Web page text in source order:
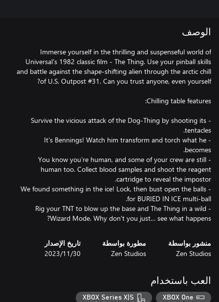
الوصف
Immerse yourself in the thrilling and suspenseful world of
Universal’s 1982 classic film - The Thing. Use your pinball skills
and battle against the shape-shifting alien through the arctic chill
- Survive the vicious attack of the Dog-Thing by shooting its
- It’s Bennings! Watch him transform and torch what he
- You know you’re human, and some of your crew are still
human too. Collect blood samples and shoot the reagent
- We found something in the ice! Lock, then bust open the balls
- Rig your TNT to blow up the base and The Thing in a wild
Wizard Mode. Why don’t you just… see what happens?
منشور بواسطة
Zen Studios
مطورة بواسطة
Zen Studios
تاريخ الإصدار
30‏/11‏/2023
العب باستخدام
XBOX One
XBOX Series X|S